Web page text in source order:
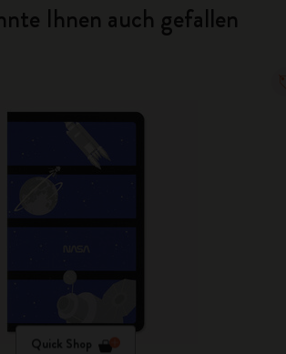
Ihnen auch gefallen
Quick Shop